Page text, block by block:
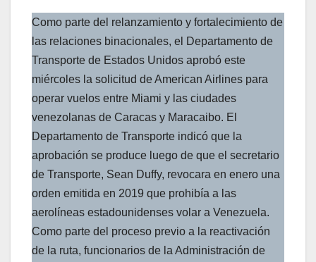
Como parte del relanzamiento y fortalecimiento de
las relaciones binacionales, el Departamento de
Transporte de Estados Unidos aprobó este
miércoles la solicitud de American Airlines para
operar vuelos entre Miami y las ciudades
venezolanas de Caracas y Maracaibo. El
Departamento de Transporte indicó que la
aprobación se produce luego de que el secretario
de Transporte, Sean Duffy, revocara en enero una
orden emitida en 2019 que prohibía a las
aerolíneas estadounidenses volar a Venezuela.
Como parte del proceso previo a la reactivación
de la ruta, funcionarios de la Administración de